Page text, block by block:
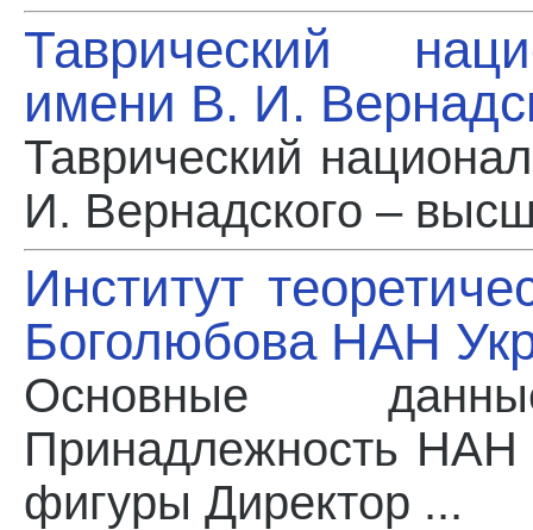
Таврический
имени В. И.
Таврический
И. Вернадского –
Институт
Боголюбова НАН
Основные
Принадлежность НАН
фигуры Директор ...